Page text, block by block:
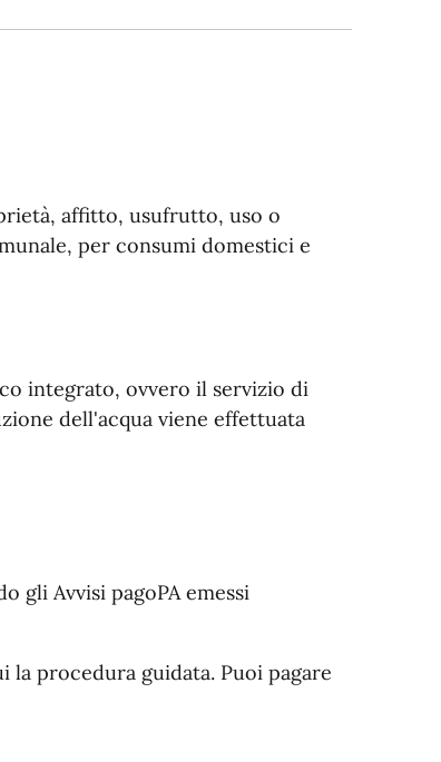
affitto, usufrutto, uso o
per consumi domestici e
integrato, ovvero il servizio di
dell'acqua viene effettuata
gli Avvisi pagoPA emessi
la procedura guidata. Puoi pagare